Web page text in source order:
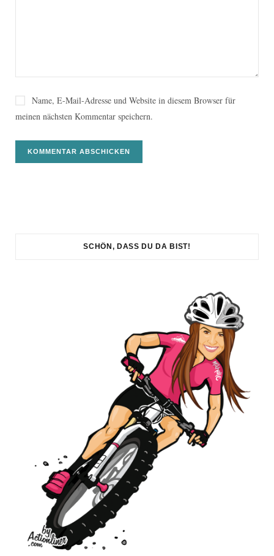
Name, E-Mail-Adresse und Website in diesem Browser für
meinen nächsten Kommentar speichern.
SCHÖN, DASS DU DA BIST!